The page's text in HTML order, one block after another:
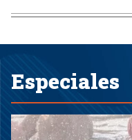
Especiales